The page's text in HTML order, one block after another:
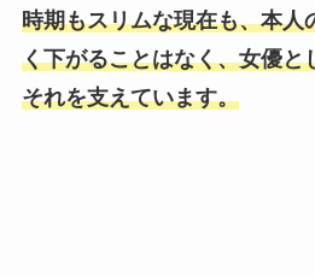
時期もスリムな現在も、本人
く下がることはなく、女優と
それを支えています。